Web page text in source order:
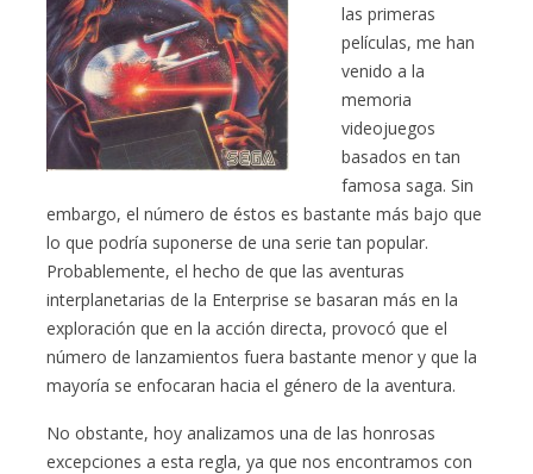
las primeras
películas, me han
venido a la
memoria
videojuegos
basados en tan
famosa saga. Sin
embargo, el número de éstos es bastante más bajo que
lo que podría suponerse de una serie tan popular.
Probablemente, el hecho de que las aventuras
interplanetarias de la Enterprise se basaran más en la
exploración que en la acción directa, provocó que el
número de lanzamientos fuera bastante menor y que la
mayoría se enfocaran hacia el género de la aventura.
No obstante, hoy analizamos una de las honrosas
excepciones a esta regla, ya que nos encontramos con